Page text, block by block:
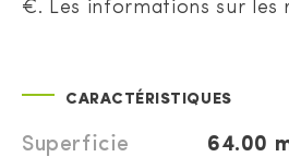
€. Les informations sur les
CARACTÉRISTIQUES
Superficie 64.00